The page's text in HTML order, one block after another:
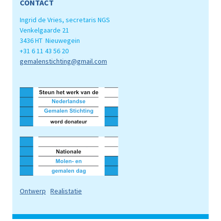
CONTACT
Ingrid de Vries, secretaris NGS
Venkelgaarde 21
3436 HT Nieuwegein
+31 6 11 43 56 20
gemalenstichting@gmail.com
Ontwerp Realistatie